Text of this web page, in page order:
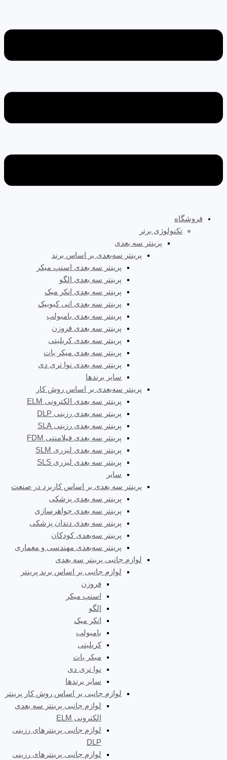
فروشگاه
تکنولوژی برتر
پرینتر سه‌ بعدی
پرینتر سه‌بعدی بر اساس برند
پرینتر سه بعدی اسنپ میکر
پرینتر سه بعدی الگو
پرینتر سه بعدی انکر میک
پرینتر سه بعدی انی کیوبیک
پرینتر سه بعدی بامبولب
پرینتر سه بعدی فروزن
پرینتر سه بعدی کریلیتی
پرینتر سه بعدی میکر بات
پرینتر سه بعدی نوا تری دی
سایر برندها
پرینتر سه‌بعدی بر اساس روش کار
پرینتر سه بعدی الکترونی ELM
پرینتر سه بعدی رزینی DLP
پرینتر سه بعدی رزینی SLA
پرینتر سه بعدی فیلامنتی FDM
پرینتر سه بعدی لیزری SLM
پرینتر سه بعدی لیزری SLS
سایر
پرینتر سه بعدی بر اساس کاربرد در صنعت
پرینتر سه بعدی پزشکی
پرینتر سه بعدی جواهرسازی
پرینتر سه بعدی دندان پزشکی
پرینتر سه‌بعدی کودکان
پرینتر سه‌بعدی مهندسی و معماری
لوازم جانبی پرینتر سه بعدی
لوازم جانبی بر اساس برند پرینتر
فروزن
اسنپ میکر
الگو
انکر میک
بامبولب
کریلیتی
میکر بات
نوا تری دی
سایر برندها
لوازم جانبی بر اساس روش کار پرینتر
لوازم جانبی پرینتر سه بعدی
الکترونی ELM
لوازم جانبی پرینترهای رزینی
DLP
لوازم جانبی پرینترهای رزینی